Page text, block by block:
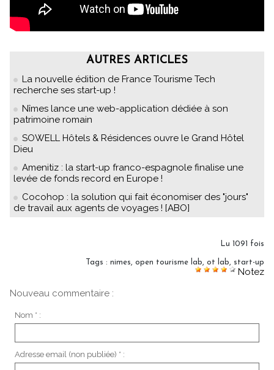
AUTRES ARTICLES
La nouvelle édition de France Tourisme Tech
recherche ses start-up !
Nîmes lance une web-application dédiée à son
patrimoine romain
SOWELL Hôtels & Résidences ouvre le Grand Hôtel
Dieu
Amenitiz : la start-up franco-espagnole finalise une
levée de fonds record en Europe !
Cocohop : la solution qui fait économiser des "jours"
de travail aux agents de voyages ! [ABO]
Lu 1091 fois
Tags : nimes, open tourisme lab, ot lab, start-up
Notez
Nouveau commentaire :
Nom * :
Adresse email (non publiée) * :